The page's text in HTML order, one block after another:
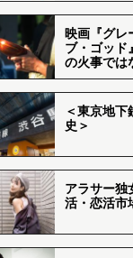
映画『グレ
ブ・ゴッド
の火事では
＜東京地下
史＞
アラサー独
活・恋活市